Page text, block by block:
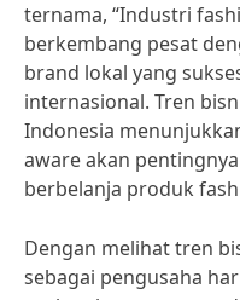
ternama, “Industri
berkembang pesat
brand lokal yang
internasional. Tren
Indonesia
aware akan
berbelanja produk
Dengan melihat tren
sebagai pengusaha